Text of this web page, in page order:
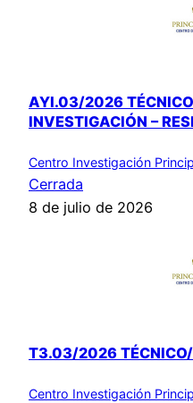
AYI.03/2026
INVESTIGACIÓN –
Centro Investigación
Cerrada
8 de julio de 2026
T3.03/2026
Centro Investigación